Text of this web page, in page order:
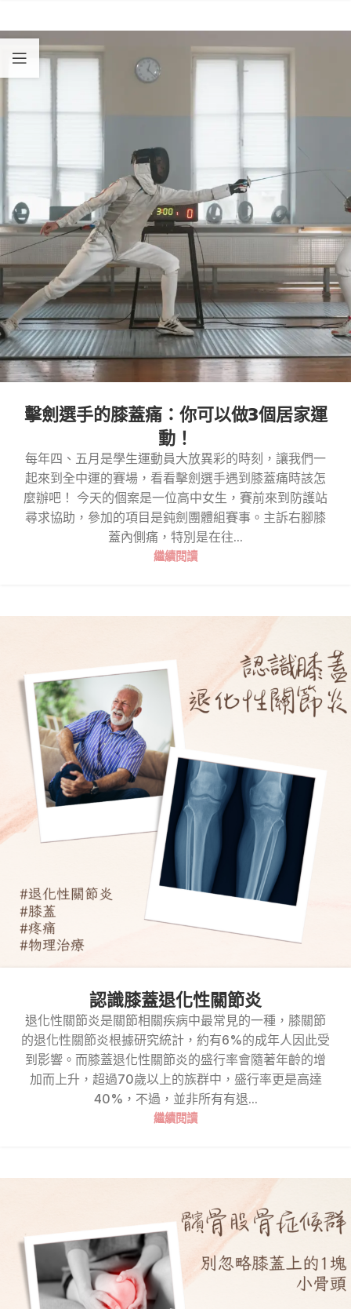
擊劍選手的膝蓋痛：你可以做3個居家運
動！
每年四、五月是學生運動員大放異彩的時刻，讓我們一
起來到全中運的賽場，看看擊劍選手遇到膝蓋痛時該怎
麼辦吧！ 今天的個案是一位高中女生，賽前來到防護站
尋求協助，參加的項目是鈍劍團體組賽事。主訴右腳膝
蓋內側痛，特別是在往...
繼續閱讀
認識膝蓋退化性關節炎
退化性關節炎是關節相關疾病中最常見的一種，膝關節
的退化性關節炎根據研究統計，約有6%的成年人因此受
到影響。而膝蓋退化性關節炎的盛行率會隨著年齡的增
加而上升，超過70歲以上的族群中，盛行率更是高達
40%，不過，並非所有有退...
繼續閱讀